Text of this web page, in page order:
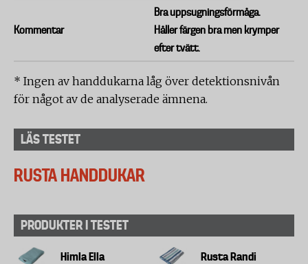
Kommentar
Bra uppsugningsförmåga.
Håller färgen bra men krymper
efter tvätt.
* Ingen av handdukarna låg över detektionsnivån
för något av de analyserade ämnena.
LÄS TESTET
RUSTA HANDDUKAR
PRODUKTER I TESTET
Himla Ella Rusta Randi